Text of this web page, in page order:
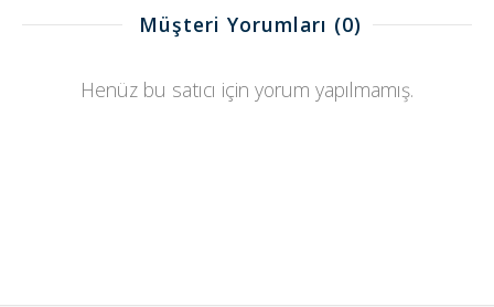
Müşteri Yorumları (0)
Henüz bu satıcı için yorum yapılmamış.